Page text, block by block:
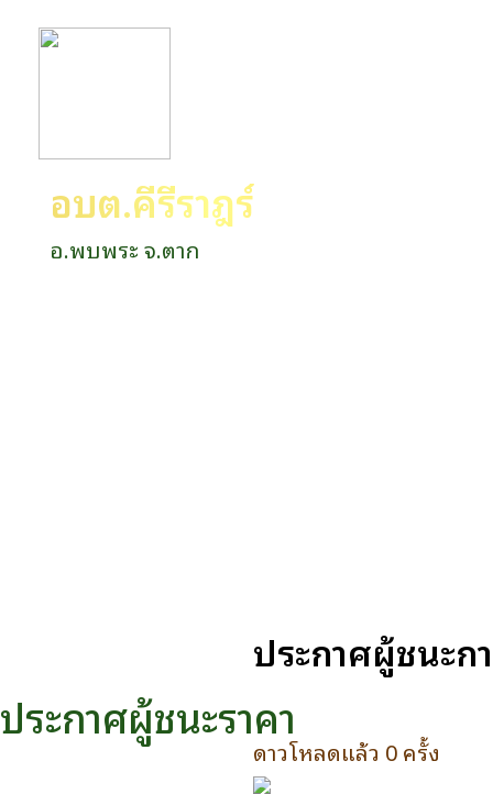
อบต.คีรีราษฎร์
อ.พบพระ จ.ตาก
ประกาศผู้ชนะราคา
ประกาศผู้ชนะก
ดาวโหลดแล้ว 0 ครั้ง